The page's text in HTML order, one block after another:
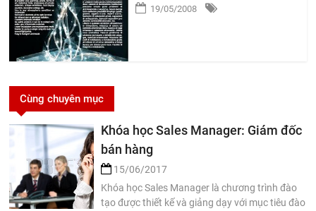
19/05/2008
Cùng chuyên mục
Khóa học Sales Manager: Giám đốc
bán hàng
15/06/2017
Khóa học Sales Manager là chương trình đào
tạo được thiết kế và giảng dạy với mục tiêu đào